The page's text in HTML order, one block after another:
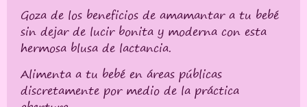
Goza de los beneficios de amamantar a tu bebé
sin dejar de lucir bonita y moderna con esta
hermosa blusa de lactancia.
Alimenta a tu bebé en áreas públicas
discretamente por medio de la práctica